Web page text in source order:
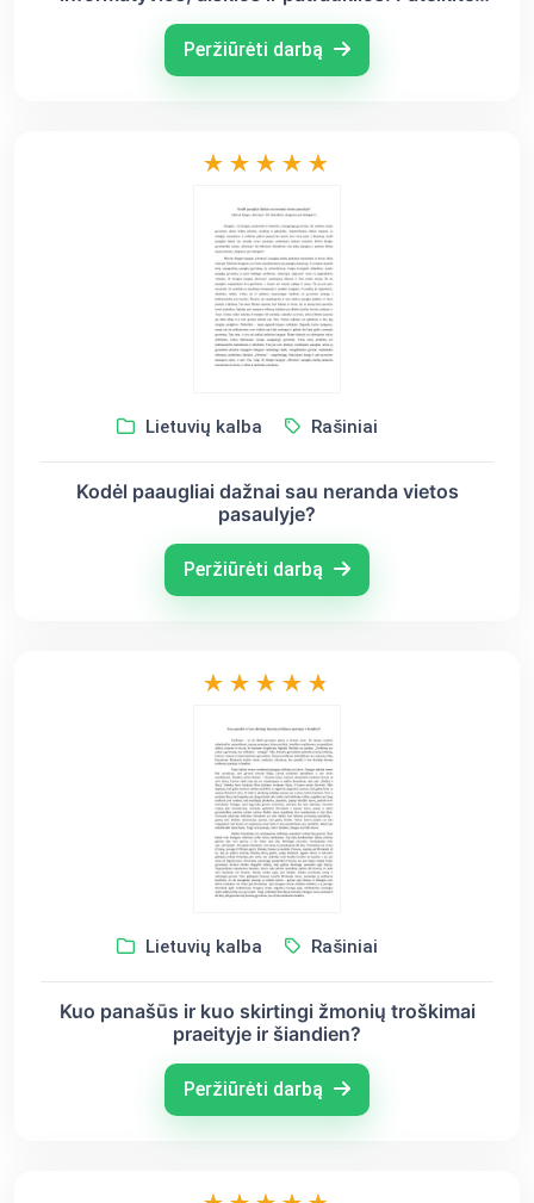
turinio atžvilgiu
Peržiūrėti darbą
Lietuvių kalba Rašiniai
Kodėl paaugliai dažnai sau neranda vietos
pasaulyje?
Peržiūrėti darbą
Lietuvių kalba Rašiniai
Kuo panašūs ir kuo skirtingi žmonių troškimai
praeityje ir šiandien?
Peržiūrėti darbą